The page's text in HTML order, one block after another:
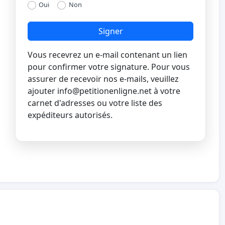
Oui Non
Signer
Vous recevrez un e-mail contenant un lien
pour confirmer votre signature. Pour vous
assurer de recevoir nos e-mails, veuillez
ajouter info@petitionenligne.netà votre
carnet d'adresses ou votre liste des
expéditeurs autorisés.